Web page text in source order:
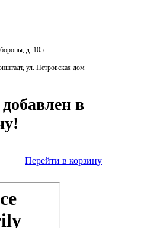
д. 105
ул. Петровская дом
в
Перейти в корзину